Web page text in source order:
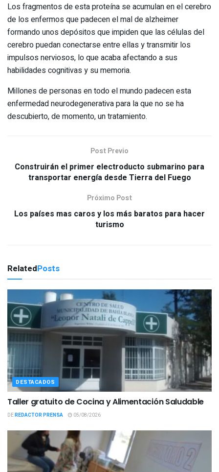
Los fragmentos de esta proteína se acumulan en el cerebro
de los enfermos que padecen el mal de alzheimer
formando unos depósitos que impiden que las células del
cerebro puedan conectarse entre ellas y transmitir los
impulsos nerviosos, lo que acaba afectando a sus
habilidades cognitivas y su memoria.
Millones de personas en todo el mundo padecen esta
enfermedad neurodegenerativa para la que no se ha
descubierto, de momento, un tratamiento.
Post Previo
Construirán el primer electroducto submarino para
transportar energía desde Tierra del Fuego
Próximo Post
Los países mas caros y los más baratos para hacer
turismo
RelatedPosts
DESTACADOS
Taller gratuito de Cocina y Alimentación Saludable
DEREDACTOR PRENSA 05/08/2026